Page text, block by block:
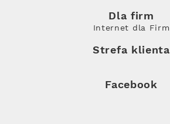
Dla firm
Internet dla Firm
Strefa klienta
Facebook